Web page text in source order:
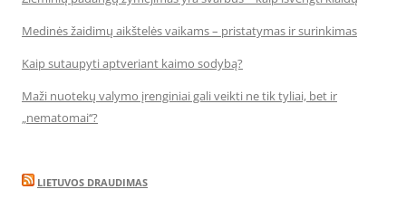
Medinės žaidimų aikštelės vaikams – pristatymas ir surinkimas
Kaip sutaupyti aptveriant kaimo sodybą?
Maži nuotekų valymo įrenginiai gali veikti ne tik tyliai, bet ir
„nematomai‘‘?
LIETUVOS DRAUDIMAS